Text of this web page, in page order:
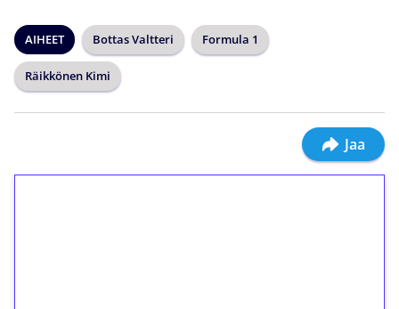
AIHEET Bottas Valtteri Formula 1
Räikkönen Kimi
Jaa